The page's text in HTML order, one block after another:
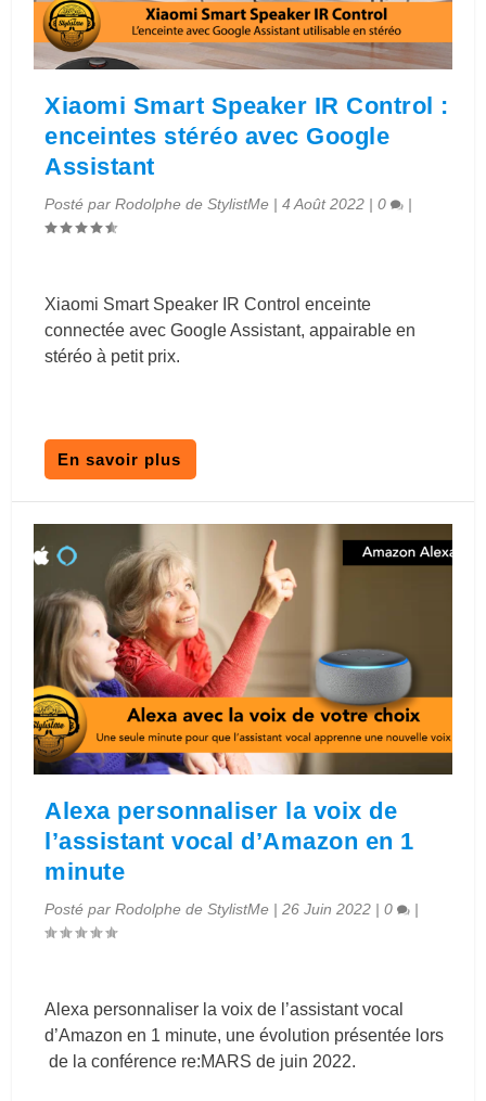
Xiaomi Smart Speaker IR Control :
enceintes stéréo avec Google
Assistant
Posté parRodolphe de StylistMe |4 Août 2022 |0 |
Xiaomi Smart Speaker IR Control enceinte
connectée avec Google Assistant, appairable en
stéréo à petit prix.
En savoir plus
Alexa personnaliser la voix de
l’assistant vocal d’Amazon en 1
minute
Posté parRodolphe de StylistMe |26 Juin 2022 |0 |
Alexa personnaliser la voix de l’assistant vocal
d’Amazon en 1 minute, une évolution présentée lors
de la conférence re:MARS de juin 2022.